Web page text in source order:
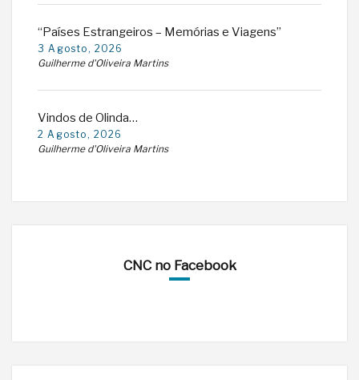
“Países Estrangeiros – Memórias e Viagens”
3 Agosto, 2026
Guilherme d'Oliveira Martins
Vindos de Olinda…
2 Agosto, 2026
Guilherme d'Oliveira Martins
CNC no Facebook